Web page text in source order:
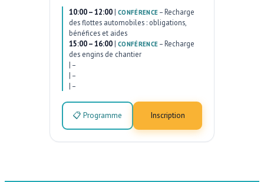
10:00 – 12:00 | CONFÉRENCE – Recharge
des flottes automobiles : obligations,
bénéfices et aides
15:00 – 16:00 | CONFÉRENCE – Recharge
des engins de chantier
| –
| –
| –
📋 Programme Inscription